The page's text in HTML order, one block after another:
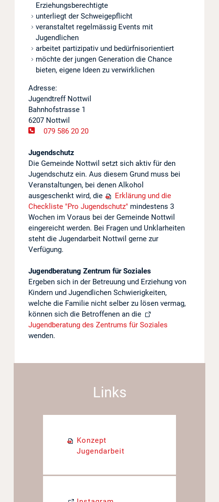
Erziehungsberechtigte
unterliegt der Schweigepflicht
veranstaltet regelmässig Events mit
Jugendlichen
arbeitet partizipativ und bedürfnisorientiert
möchte der jungen Generation die Chance
bieten, eigene Ideen zu verwirklichen
Adresse:
Jugendtreff Nottwil
Bahnhofstrasse 1
6207 Nottwil
079 586 20 20
Jugendschutz
Die Gemeinde Nottwil setzt sich aktiv für den
Jugendschutz ein. Aus diesem Grund muss bei
Veranstaltungen, bei denen Alkohol
ausgeschenkt wird, die
Erklärung und die
Checkliste "Pro Jugendschutz" mindestens 3
Wochen im Voraus bei der Gemeinde Nottwil
eingereicht werden. Bei Fragen und Unklarheiten
steht die Jugendarbeit Nottwil gerne zur
Verfügung.
Jugendberatung Zentrum für Soziales
Ergeben sich in der Betreuung und Erziehung von
Kindern und Jugendlichen Schwierigkeiten,
welche die Familie nicht selber zu lösen vermag,
können sich die Betroffenen an die
Jugendberatung des Zentrums für Soziales
wenden.
Links
Konzept
Jugendarbeit